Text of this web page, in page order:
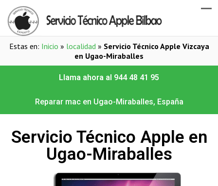
Estas en: Inicio » localidad» Servicio Técnico Apple Vizcaya
en Ugao-Miraballes
Llama ahora al 944 48 41 95
Reparar mac en Ugao-Miraballes, España
Servicio Técnico Apple en
Ugao-Miraballes